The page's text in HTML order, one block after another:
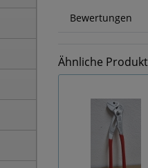
Bewertungen
Ähnliche